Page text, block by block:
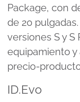
Package, con
de 20
versiones S y
equipamiento
precio-
ID.Evo